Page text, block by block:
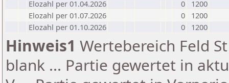
Elozahl per 01.04.2026
0
1200
Elozahl per 01.07.2026
0
1200
Elozahl per 01.10.2026
0 1200
Hinweis1 Wertebereich Feld
blank ... Partie gewertet in